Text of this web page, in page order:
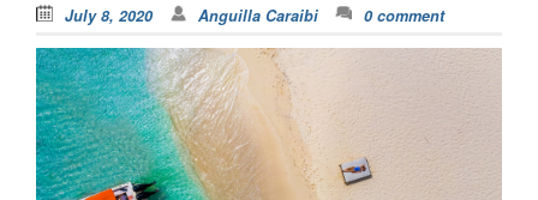
July 8, 2020 Anguilla Caraibi 0 comment